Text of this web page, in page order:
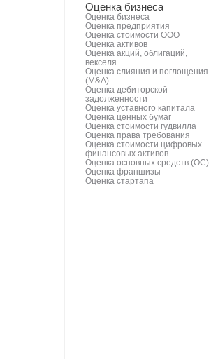
Оценка бизнеса
Оценка бизнеса
Оценка предприятия
Оценка стоимости ООО
Оценка активов
Оценка акций, облигаций,
векселя
Оценка слияния и поглощения
(M&A)
Оценка дебиторской
задолженности
Оценка уставного капитала
Оценка ценных бумаг
Оценка стоимости гудвилла
Оценка права требования
Оценка стоимости цифровых
финансовых активов
Оценка основных средств (ОС)
Оценка франшизы
Оценка стартапа